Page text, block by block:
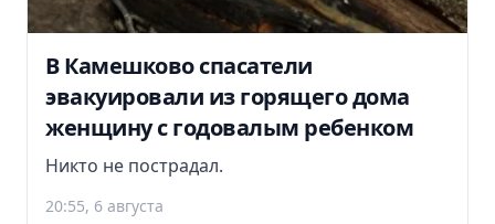
В Камешково спасатели
эвакуировали из горящего дома
женщину с годовалым ребенком
Никто не пострадал.
20:55, 6 августа